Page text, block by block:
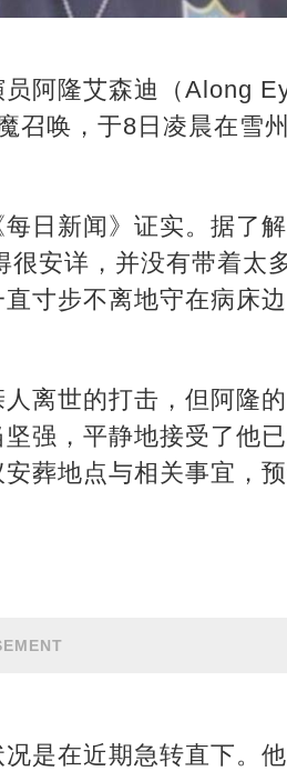
阿隆艾森迪（Along
召唤，于8日凌晨在雪
日新闻》证实。据了
安详，并没有带着太
寸步不离地守在病床
离世的打击，但阿隆
强，平静地接受了他已
葬地点与相关事宜，
是在近期急转直下。